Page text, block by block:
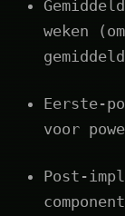
weken
voor